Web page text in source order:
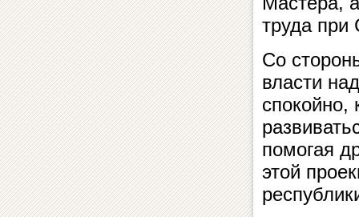
труда при
Со
власти
спокойно,
помогая
этой